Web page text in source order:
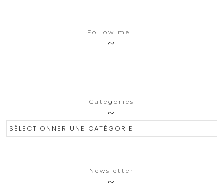
Follow me !
Catégories
Catégories
Newsletter